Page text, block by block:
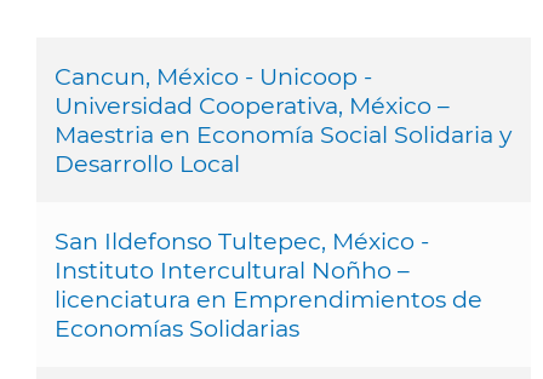
Cancun, México - Unicoop -
Universidad Cooperativa, México –
Maestria en Economía Social Solidaria y
Desarrollo Local
San Ildefonso Tultepec, México -
Instituto Intercultural Noñho –
licenciatura en Emprendimientos de
Economías Solidarias